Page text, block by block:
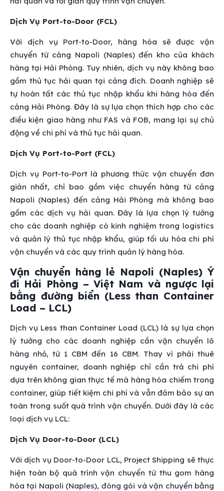
Dịch Vụ Port-to-Door (FCL)
Với dịch vụ Port-to-Door, hàng hóa sẽ được vận
chuyển từ cảng Napoli (Naples) đến kho của khách
hàng tại Hải Phòng. Tuy nhiên, dịch vụ này không bao
gồm thủ tục hải quan tại cảng đích. Doanh nghiệp sẽ
tự hoàn tất các thủ tục nhập khẩu khi hàng hóa đến
cảng Hải Phòng. Đây là sự lựa chọn thích hợp cho các
điều kiện giao hàng như FAS và FOB, mang lại sự chủ
động về chi phí và thủ tục hải quan.
Dịch Vụ Port-to-Port (FCL)
Dịch vụ Port-to-Port là phương thức vận chuyển đơn
giản nhất, chỉ bao gồm việc chuyển hàng từ cảng
Napoli (Naples) đến cảng Hải Phòng mà không bao
gồm các dịch vụ hải quan. Đây là lựa chọn lý tưởng
cho các doanh nghiệp có kinh nghiệm trong logistics
và quản lý thủ tục nhập khẩu, giúp tối ưu hóa chi phí
vận chuyển và các quy trình quản lý hàng hóa.
Vận chuyển hàng lẻ Napoli (Naples) Ý
đi Hải Phòng – Việt Nam và ngược lại
bằng đường biển (Less than Container
Load – LCL)
Dịch vụ Less than Container Load (LCL) là sự lựa chọn
lý tưởng cho các doanh nghiệp cần vận chuyển lô
hàng nhỏ, từ 1 CBM đến 16 CBM. Thay vì phải thuê
nguyên container, doanh nghiệp chỉ cần trả chi phí
dựa trên không gian thực tế mà hàng hóa chiếm trong
container, giúp tiết kiệm chi phí và vẫn đảm bảo sự an
toàn trong suốt quá trình vận chuyển. Dưới đây là các
loại dịch vụ LCL:
Dịch Vụ Door-to-Door (LCL)
Với dịch vụ Door-to-Door LCL, Project Shipping sẽ thực
hiện toàn bộ quá trình vận chuyển từ thu gom hàng
hóa tại Napoli (Naples), đóng gói và vận chuyển bằng